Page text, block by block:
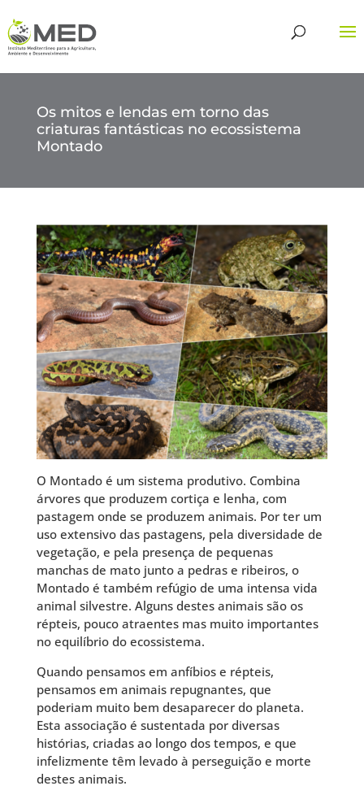
Os mitos e lendas em torno das
criaturas fantásticas no ecossistema
Montado
O Montado é um sistema produtivo. Combina
árvores que produzem cortiça e lenha, com
pastagem onde se produzem animais. Por ter um
uso extensivo das pastagens, pela diversidade de
vegetação, e pela presença de pequenas
manchas de mato junto a pedras e ribeiros, o
Montado é também refúgio de uma intensa vida
animal silvestre. Alguns destes animais são os
répteis, pouco atraentes mas muito importantes
no equilíbrio do ecossistema.
Quando pensamos em anfíbios e répteis,
pensamos em animais repugnantes, que
poderiam muito bem desaparecer do planeta.
Esta associação é sustentada por diversas
histórias, criadas ao longo dos tempos, e que
infelizmente têm levado à perseguição e morte
destes animais.